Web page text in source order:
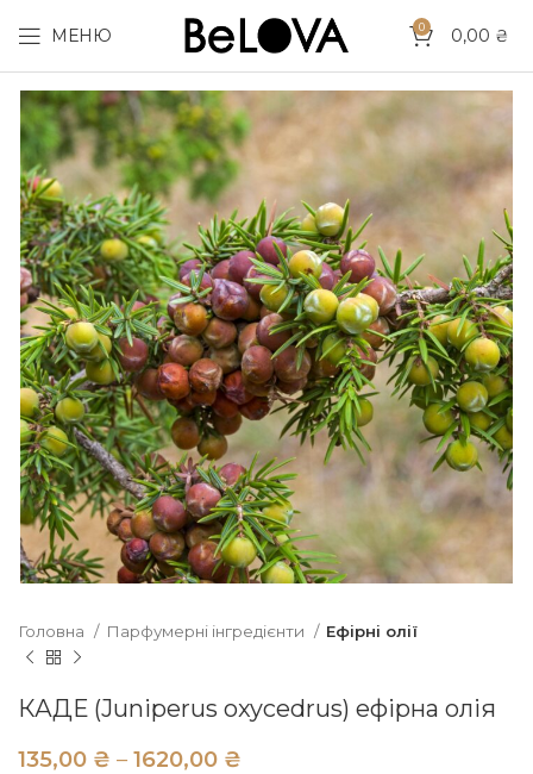
МЕНЮ 0 0,00 ₴
Головна Парфумерні інгредієнти Ефірні олії
КАДЕ (Juniperus oxycedrus) ефірна олія
₴ ₴